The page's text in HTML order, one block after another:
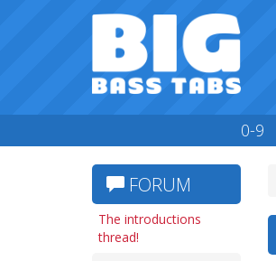
0-9
FORUM
The introductions
thread!